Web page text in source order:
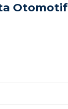
Otomotif